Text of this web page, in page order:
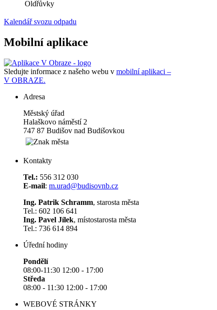
Oldřůvky
Kalendář svozu odpadu
Mobilní aplikace
Sledujte informace z našeho webu v mobilní aplikaci –
V OBRAZE.
Adresa
Městský úřad
Halaškovo náměstí 2
747 87 Budišov nad Budišovkou
Kontakty
Tel.: 556 312 030
E-mail: m.urad@budisovnb.cz
Ing. Patrik Schramm, starosta města
Tel.: 602 106 641
Ing. Pavel Jílek, místostarosta města
Tel.: 736 614 894
Úřední hodiny
Pondělí
08:00-11:30 12:00 - 17:00
Středa
08:00 - 11:30 12:00 - 17:00
WEBOVÉ STRÁNKY